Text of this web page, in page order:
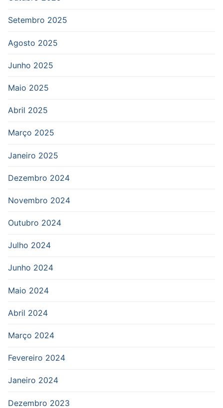
Setembro 2025
Agosto 2025
Junho 2025
Maio 2025
Abril 2025
Março 2025
Janeiro 2025
Dezembro 2024
Novembro 2024
Outubro 2024
Julho 2024
Junho 2024
Maio 2024
Abril 2024
Março 2024
Fevereiro 2024
Janeiro 2024
Dezembro 2023